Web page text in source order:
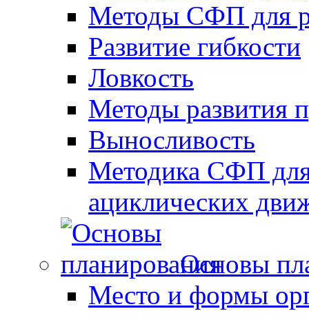
Методы СФП для
Развитие гибкости
Ловкость
Методы развития
Выносливость
Методика СФП для
ациклических
Основы
Место и формы